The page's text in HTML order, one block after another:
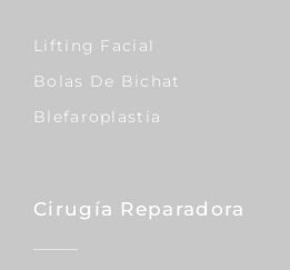
Lifting Facial
Bolas De Bichat
Blefaroplastia
Cirugía Reparadora